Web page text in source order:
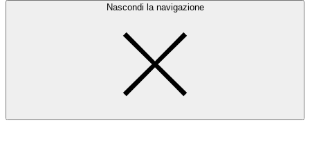
Nascondi la navigazione